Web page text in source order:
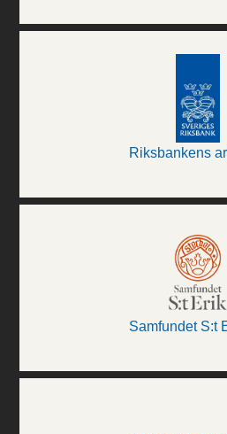
Riksbankens
Samfundet S:t